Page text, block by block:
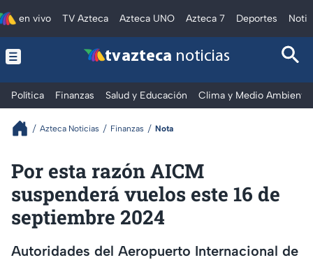
en vivo TV Azteca Azteca UNO Azteca 7 Deportes
tv azteca noticias
Política Finanzas Salud y Educación Clima y Medio Ambiente
Azteca Noticias Finanzas Nota
Por esta razón AICM
suspenderá vuelos este 16 de
septiembre 2024
Autoridades del Aeropuerto Internacional de